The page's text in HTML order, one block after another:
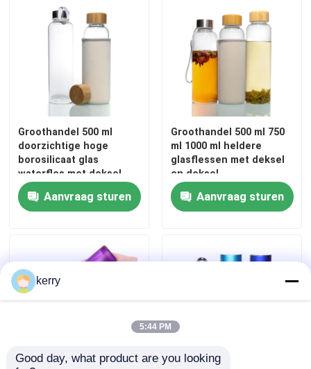
Groothandel 500 ml
doorzichtige hoge
borosilicaat glas
waterfles met deksel
van roestvrij staal
Aanvraag sturen
Groothandel 500 ml 750
ml 1000 ml heldere
glasflessen met deksel
en deksel
Aanvraag sturen
kerry
5:44 PM
Good day, what product are you looking